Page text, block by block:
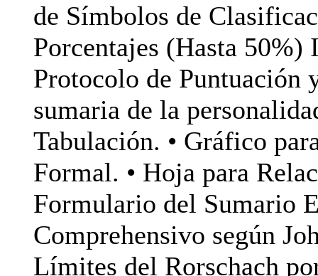
de Símbolos de
Porcentajes (Hasta 50%)
Protocolo de
sumaria de la
Tabulación. • Gráfico
Formal. • Hoja para
Formulario del Sumario
Comprehensivo según
Límites del Rorschach